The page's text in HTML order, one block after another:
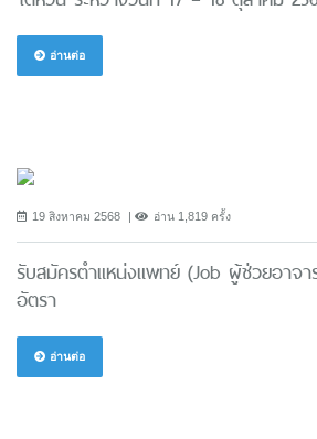
อ่านต่อ
19 สิงหาคม 2568 อ่าน 1,819 ครั้ง
รับสมัครตำแหน่งแพทย์ (Job ผู้ช่วยอาจ
อัตรา
อ่านต่อ